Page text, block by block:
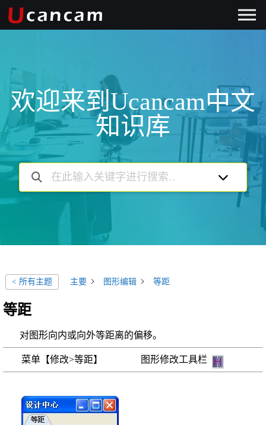
欢迎来到Ucancam中文
知识库
< 所有主题 主要 图形编辑 等距
等距
对图形向内或向外等距离的偏移。
菜单【修改>等距】 图形修改工具栏